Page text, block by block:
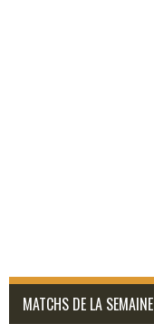
MATCHS DE LA SEMAINE